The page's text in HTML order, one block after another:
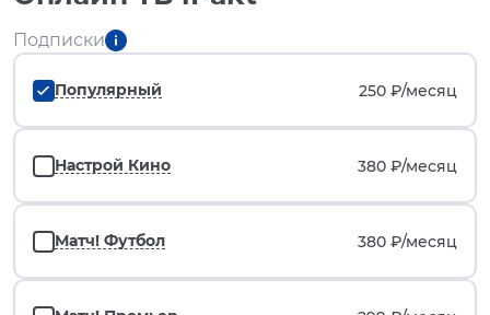
Подписки
Популярный 250 ₽/месяц
Настрой Кино 380 ₽/месяц
Матч! Футбол 380 ₽/месяц